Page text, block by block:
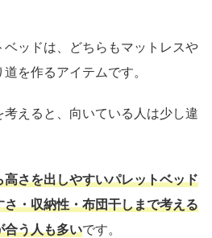
ッドは、どちらもマットレスや
を作るアイテムです。
えると、向いている人は少し違
さを出しやすいパレットベッド
・収納性・布団干しまで考える
合う人も多いです。